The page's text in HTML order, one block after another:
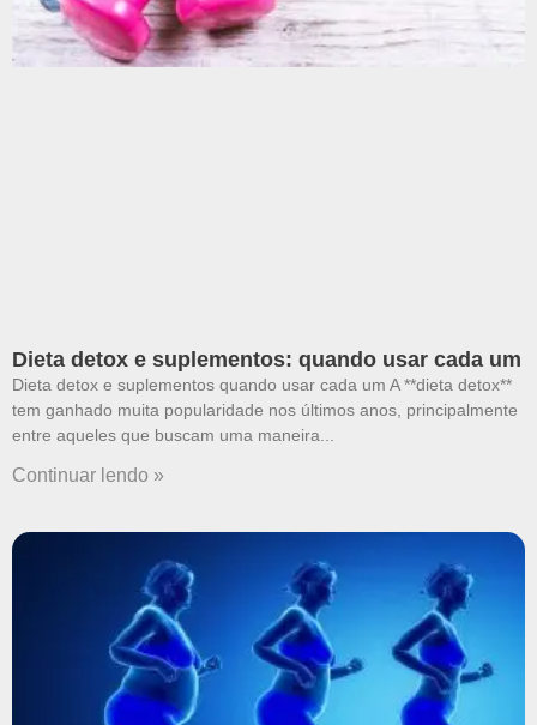
Dieta detox e suplementos: quando usar cada um
Dieta detox e suplementos quando usar cada um A **dieta detox**
tem ganhado muita popularidade nos últimos anos, principalmente
entre aqueles que buscam uma maneira
Continuar lendo »